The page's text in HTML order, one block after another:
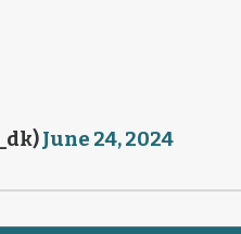
June 24, 2024